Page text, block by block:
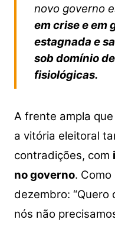
novo governo
em crise e em
estagnada e
sob domínio
fisiológicas.
A frente ampla
a vitória eleitoral
contradições, com
no governo.
dezembro: “Quero
nós não